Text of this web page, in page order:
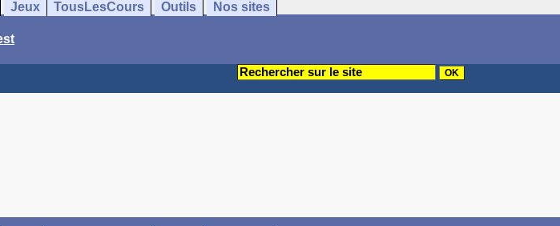
Jeux TousLesCours Outils Nos sites